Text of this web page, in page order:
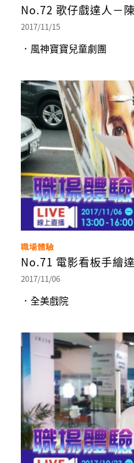
No.72 歌仔戲達人－
2017/11/15
．風神寶寶兒童劇團
職場體驗
No.71 電影看板手繪
2017/11/06
．全美戲院